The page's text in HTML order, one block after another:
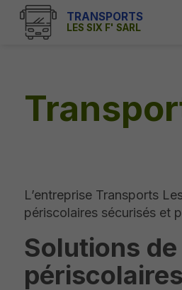
TRANSPORTS
LES SIX F' SARL
L’entreprise Transports
périscolaires sécurisés et
Solutions